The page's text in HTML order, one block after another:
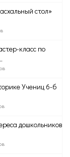
стол»
класс по
Учениц 6-б
дошкольников